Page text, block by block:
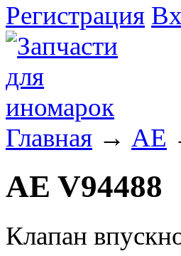
Регистрация
Главная → AE
AE V94488
Клапан